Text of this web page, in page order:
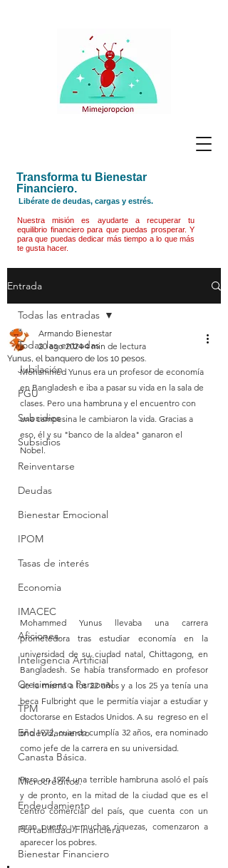
Transforma tu Bienestar
Financiero.
Libérate de deudas, cargas y estrés.
Nuestra misión es ayudarte a recuperar tu
equilibrio financiero para que puedas prosperar. Y
para que puedas dedicar más tiempo a lo que más
te gusta hacer.
Entrada
Todas las entradas
Jubilación
PGU
Subsidios
Subsidios
Reinventarse
Deudas
Bienestar Emocional
IPOM
Tasas de interés
Economia
IMACEC
Aficiones.
Inteligencia Artificial
Crecimiento Personal
TPM
Endeudamiento
Canasta Básica.
Microcréditos.
Endeudamiento
Portabilidad Financiera
Bienestar Financiero
Todas las entradas
Yunus, el banquero de los 10 pesos.
Armando Bienestar
20 ago 2024 4 min de lectura
Mohammed Yunus era un profesor de economía
en Bangladesh e iba a pasar su vida en la sala de
clases. Pero una hambruna y el encuentro con
una campesina le cambiaron la vida. Gracias a
eso, él y su "banco de la aldea" ganaron el
Nobel.
Mohammed Yunus llevaba una carrera
prometedora tras estudiar economía en la
universidad de su ciudad natal, Chittagong, en
Bangladesh. Se había transformado en profesor
de la misma a los 22 años y a los 25 ya tenía una
beca Fulbright que le permitía viajar a estudiar y
doctorarse en Estados Unidos. A su  regreso en el
año 1972, cuando cumplía 32 años, era nominado
como jefe de la carrera en su universidad.
Pero en 1974 una terrible hambruna asoló el país
y de pronto, en la mitad de la ciudad que es el
centro comercial del país, que cuenta con un
gran puerto y muchas riquezas, comenzaron a
aparecer los pobres.